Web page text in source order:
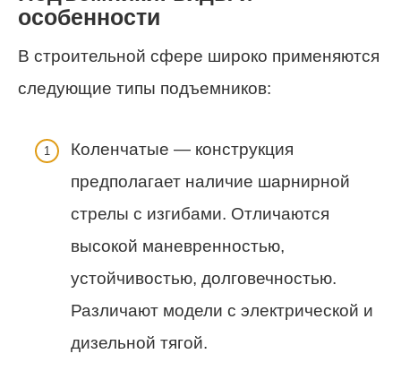
особенности
В строительной сфере широко применяются
следующие типы подъемников:
Коленчатые — конструкция
предполагает наличие шарнирной
стрелы с изгибами. Отличаются
высокой маневренностью,
устойчивостью, долговечностью.
Различают модели с электрической и
дизельной тягой.